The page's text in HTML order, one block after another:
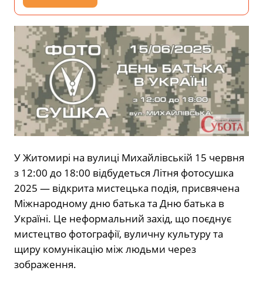
У Житомирі на вулиці Михайлівській 15 червня
з 12:00 до 18:00 відбудеться Літня фотосушка
2025 — відкрита мистецька подія, присвячена
Міжнародному дню батька та Дню батька в
Україні. Це неформальний захід, що поєднує
мистецтво фотографії, вуличну культуру та
щиру комунікацію між людьми через
зображення.